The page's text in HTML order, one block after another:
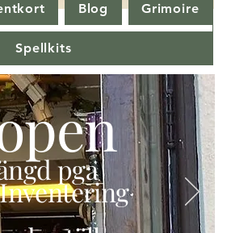
Blog Grimoire
Spellkits
pga